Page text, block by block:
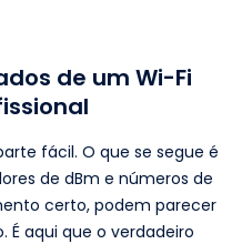
de um Wi-Fi
fácil. O que se segue é
de dBm e números de
certo, podem parecer
É aqui que o verdadeiro